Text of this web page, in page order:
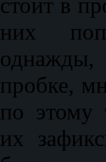
них
пробке,
по этому
их